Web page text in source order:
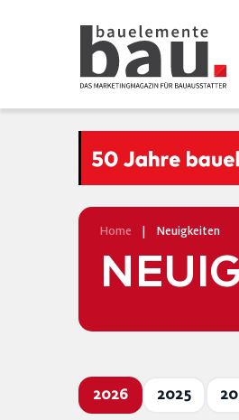
Home Neuigkeiten
2026 2025